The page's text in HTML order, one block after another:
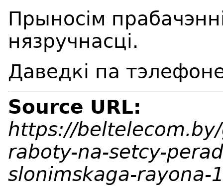
Прыносім
нязручнасці.
Даведкі па
Source URL:
https://
raboty-na-setcy-
slonimskaga-rayona-